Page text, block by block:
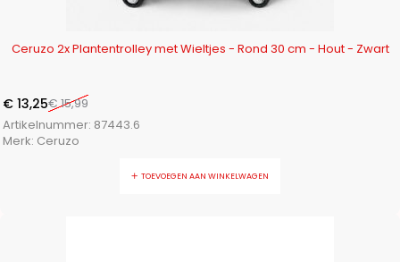
Ceruzo 2x Plantentrolley met Wieltjes - Rond 30 cm - Hout - Zwart
€15,99
€ 13,25
Artikelnummer: 87443.6
Merk: Ceruzo
TOEVOEGEN AAN WINKELWAGEN